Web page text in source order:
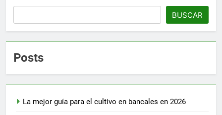
BUSCAR
Posts
La mejor guía para el cultivo en bancales en 2026